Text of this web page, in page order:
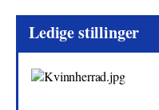
Ledige stillinger